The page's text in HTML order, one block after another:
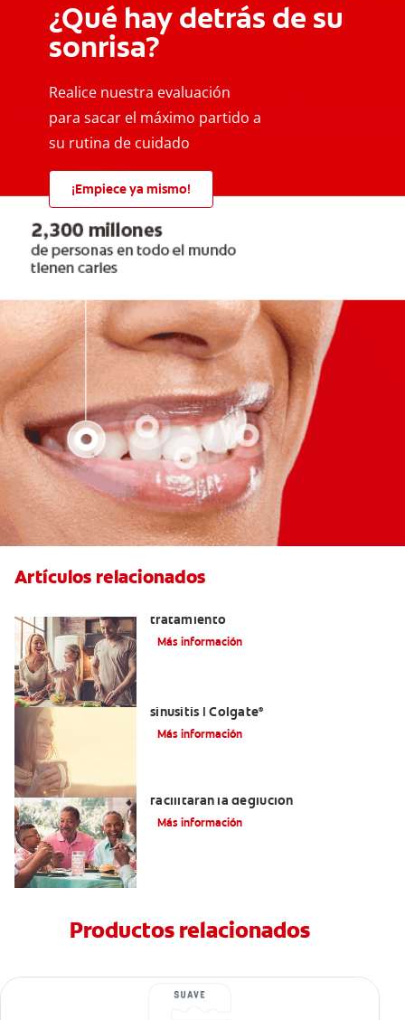
¿Qué hay detrás de su
sonrisa?
Realice nuestra evaluación
para sacar el máximo partido a
su rutina de cuidado
¡Empiece ya mismo!
Artículos relacionados
tratamiento
Más información
sinusitis | Colgate®
Más información
facilitarán la deglución
Más información
Productos relacionados